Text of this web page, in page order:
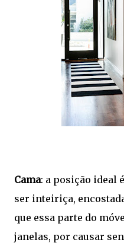
Cama: a posição ideal
ser inteiriça,
que essa parte do
janelas, por causar